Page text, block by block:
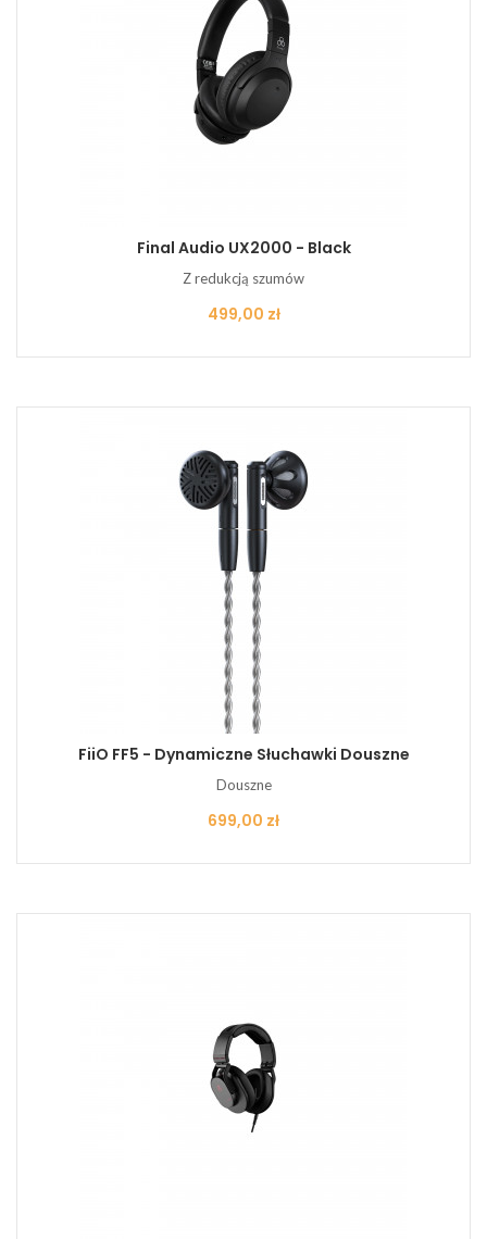
Final Audio UX2000 - Black
Z redukcją szumów
Cena
499,00 zł
FiiO FF5 - Dynamiczne Słuchawki Douszne
Douszne
Cena
699,00 zł